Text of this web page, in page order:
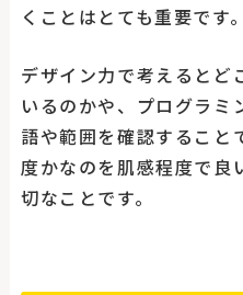
くことはとても重要です。
デザイン力で考えるとど
いるのかや、プログラミ
語や範囲を確認すること
度かなのを肌感程度で良
切なことです。